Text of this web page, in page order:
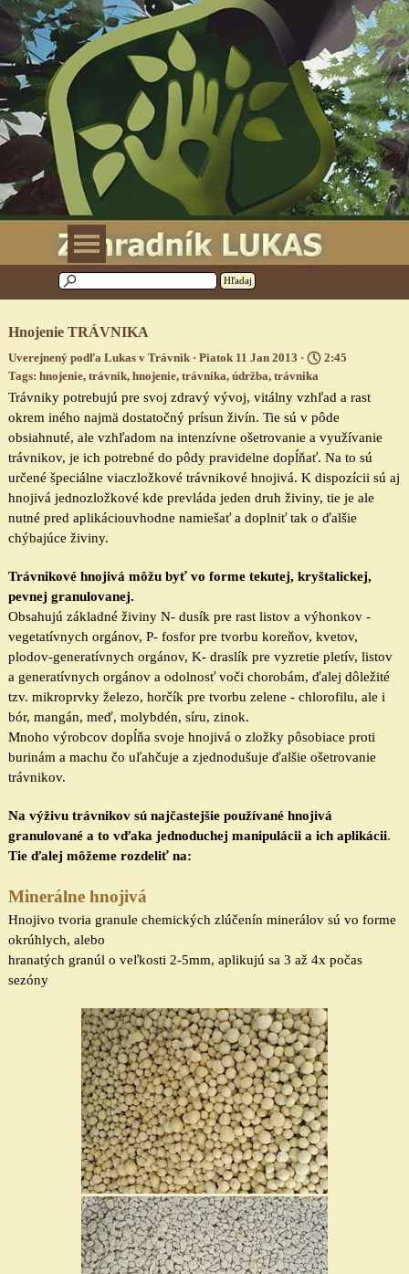
Prejsť na obsah
Hľadaj
Preskočiť menu
Hnojenie TRÁVNIKA
Uverejnený podľa Lukas v Trávnik · Piatok 11 Jan 2013 ·
2:45
Tags: hnojenie, trávnik, hnojenie, trávnika, údržba, trávnika
Trávniky potrebujú pre svoj zdravý vývoj, vitálny vzhľad a rast
okrem iného najmä dostatočný prísun živín. Tie sú v pôde
obsiahnuté, ale vzhľadom na intenzívne ošetrovanie a využívanie
trávnikov, je ich potrebné do pôdy pravidelne dopĺňať. Na to sú
určené špeciálne viaczložkové trávnikové hnojivá. K dispozícii sú aj
hnojivá jednozložkové kde prevláda jeden druh živiny, tie je ale
nutné pred aplikáciouvhodne namiešať a doplniť tak o ďalšie
chýbajúce živiny.
Trávnikové hnojivá môžu byť vo forme tekutej, kryštalickej,
pevnej granulovanej.
Obsahujú základné živiny N- dusík pre rast listov a výhonkov -
vegetatívnych orgánov, P- fosfor pre tvorbu koreňov, kvetov,
plodov-generatívnych orgánov, K- draslík pre vyzretie pletív, listov
a generatívnych orgánov a odolnosť voči chorobám, ďalej dôležité
tzv. mikroprvky železo, horčík pre tvorbu zelene - chlorofilu, ale i
bór, mangán, meď, molybdén, síru, zinok.
Mnoho výrobcov dopĺňa svoje hnojivá o zložky pôsobiace proti
burinám a machu čo uľahčuje a zjednodušuje ďalšie ošetrovanie
trávnikov.
Na výživu trávnikov sú najčastejšie používané hnojivá
granulované a to vďaka jednoduchej manipulácii a ich aplikácii.
Tie ďalej môžeme rozdeliť na:
Minerálne hnojivá
Hnojivo tvoria granule chemických zlúčenín minerálov sú vo forme
okrúhlych, alebo
hranatých granúl o veľkosti 2-5mm, aplikujú sa 3 až 4x počas
sezóny